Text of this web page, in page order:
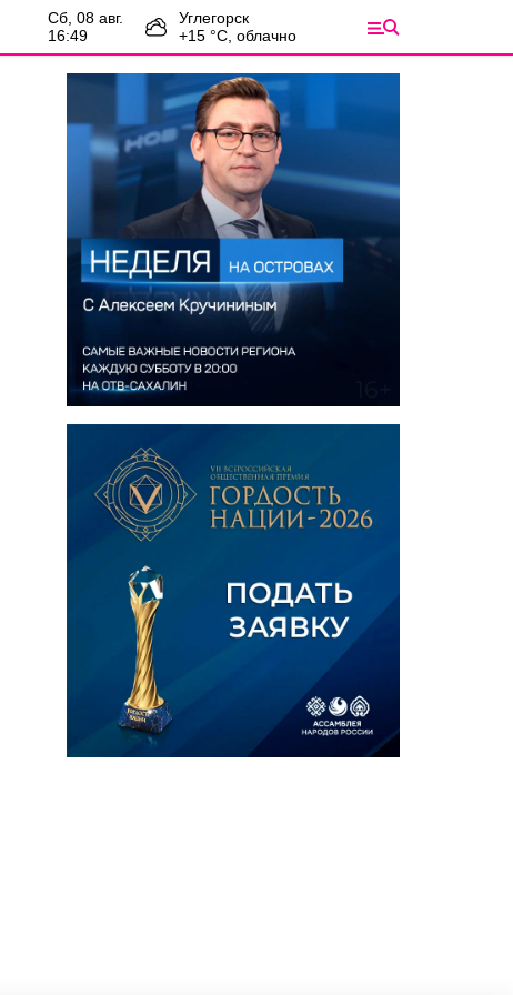
сб, 08 авг.
16:49
Углегорск
+15 °С, облачно